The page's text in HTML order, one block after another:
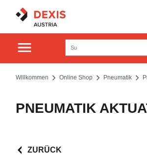
Willkommen Online Shop Pneumatik
PNEUMATIK
ZURÜCK